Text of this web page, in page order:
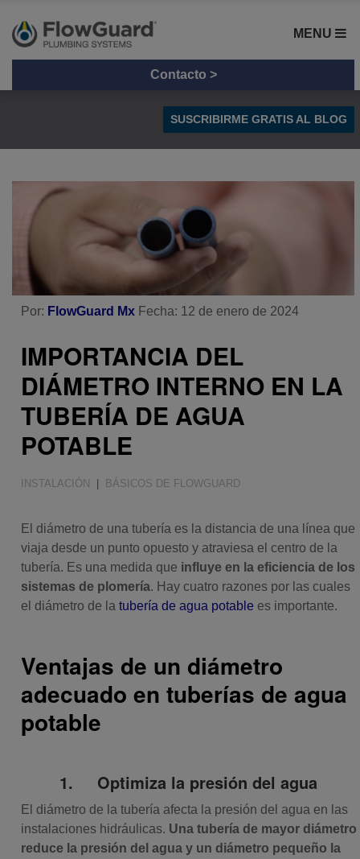
MENU
Contacto >
SUSCRIBIRME GRATIS AL BLOG
Radiación UV en Tuberías
Comparación de materiales
Por: FlowGuard Mx Fecha: 12 de enero de 2024
IMPORTANCIA DEL
DIÁMETRO INTERNO EN LA
TUBERÍA DE AGUA
POTABLE
INSTALACIÓN BÁSICOS DE FLOWGUARD
El diámetro de una tubería es la distancia de una línea que
viaja desde un punto opuesto y atraviesa el centro de la
tubería. Es una medida que influye en la eficiencia de los
sistemas de plomería. Hay cuatro razones por las cuales
el diámetro de latubería de agua potable es importante.
Ventajas de un diámetro
adecuado en tuberías de agua
potable
1. Optimiza la presión del agua
El diámetro de la tubería afecta la presión del agua en las
instalaciones hidráulicas. Una tubería de mayor diámetro
reduce la presión del agua y un diámetro pequeño la